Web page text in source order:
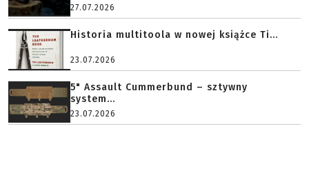
27.07.2026
Historia multitoola w nowej książce Ti...
23.07.2026
5" Assault Cummerbund – sztywny
system...
23.07.2026